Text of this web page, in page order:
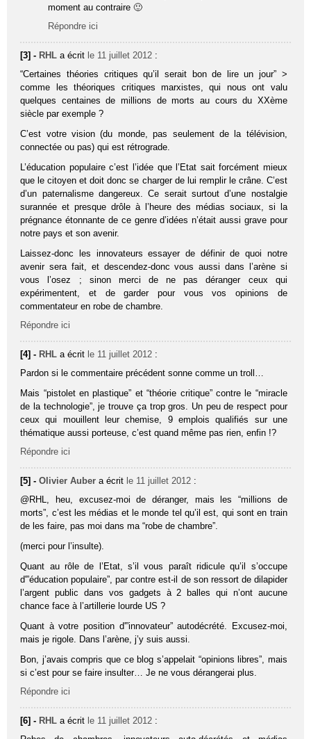
moment au contraire 🙂
Répondre ici
[3] - RHL a écrit le 11 juillet 2012 :
“Certaines théories critiques qu’il serait bon de lire un jour” >
comme les théoriques critiques marxistes, qui nous ont valu
quelques centaines de millions de morts au cours du XXème
siècle par exemple ?
C’est votre vision (du monde, pas seulement de la télévision,
connectée ou pas) qui est rétrograde.
L’éducation populaire c’est l’idée que l’Etat sait forcément mieux
que le citoyen et doit donc se charger de lui remplir le crâne. C’est
d’un paternalisme dangereux. Ce serait surtout d’une nostalgie
surannée et presque drôle à l’heure des médias sociaux, si la
prégnance étonnante de ce genre d’idées n’était aussi grave pour
notre pays et son avenir.
Laissez-donc les innovateurs essayer de définir de quoi notre
avenir sera fait, et descendez-donc vous aussi dans l’arène si
vous l’osez ; sinon merci de ne pas déranger ceux qui
expérimentent, et de garder pour vous vos opinions de
commentateur en robe de chambre.
Répondre ici
[4] - RHL a écrit le 11 juillet 2012 :
Pardon si le commentaire précédent sonne comme un troll…
Mais “pistolet en plastique” et “théorie critique” contre le “miracle
de la technologie”, je trouve ça trop gros. Un peu de respect pour
ceux qui mouillent leur chemise, 9 emplois qualifiés sur une
thématique aussi porteuse, c’est quand même pas rien, enfin !?
Répondre ici
[5] -Olivier Auber a écrit le 11 juillet 2012 :
@RHL, heu, excusez-moi de déranger, mais les “millions de
morts”, c’est les médias et le monde tel qu’il est, qui sont en train
de les faire, pas moi dans ma “robe de chambre”.
(merci pour l’insulte).
Quant au rôle de l’Etat, s’il vous paraît ridicule qu’il s’occupe
d'”éducation populaire”, par contre est-il de son ressort de dilapider
l’argent public dans vos gadgets à 2 balles qui n’ont aucune
chance face à l’artillerie lourde US ?
Quant à votre position d'”innovateur” autodécrété. Excusez-moi,
mais je rigole. Dans l’arène, j’y suis aussi.
Bon, j’avais compris que ce blog s’appelait “opinions libres”, mais
si c’est pour se faire insulter… Je ne vous dérangerai plus.
Répondre ici
[6] - RHL a écrit le 11 juillet 2012 :